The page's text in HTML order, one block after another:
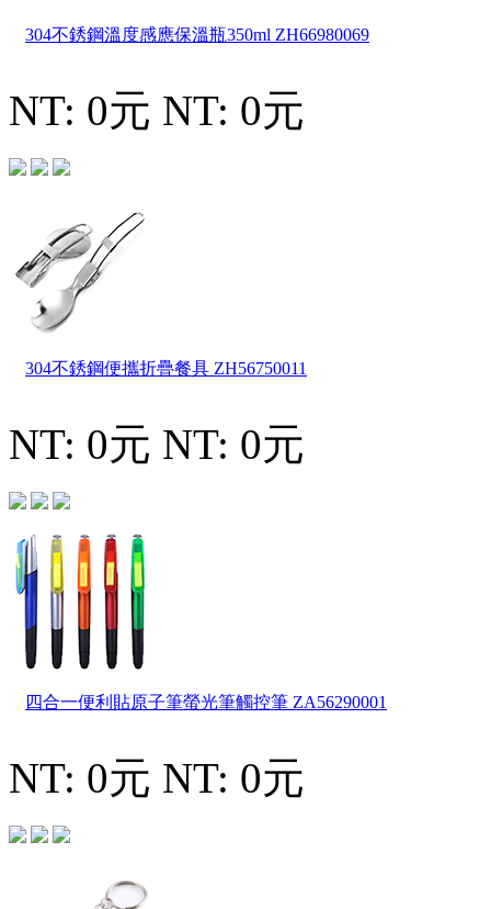
304不銹鋼溫度感應保溫瓶350ml ZH66980069
NT: 0元 NT: 0元
304不銹鋼便攜折疊餐具 ZH56750011
NT: 0元 NT: 0元
四合一便利貼原子筆螢光筆觸控筆 ZA56290001
NT: 0元 NT: 0元